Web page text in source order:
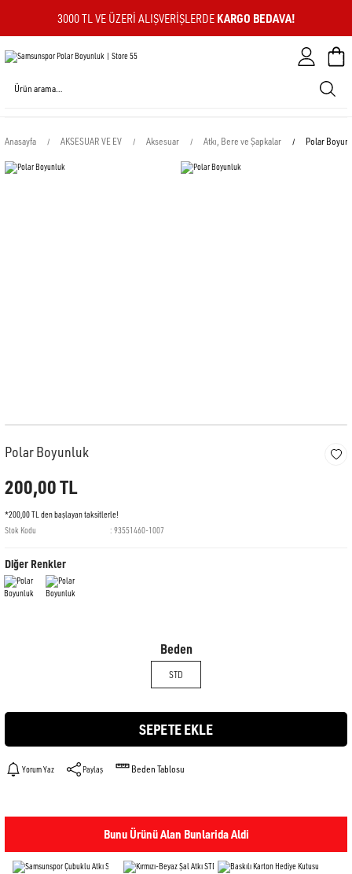
3000 TL VE ÜZERI ALIŞVERIŞLERDE KARGO BEDAVA!
Anasayfa AKSESUAR VE EV Aksesuar Atkı, Bere ve Şapkalar Polar
Polar Boyunluk
200,00 TL
*200,00 TL den başlayan taksitlerle!
Stok Kodu
93551460-1007
Diğer Renkler
Beden
STD
SEPETE EKLE
Yorum Yaz Paylaş Beden Tablosu